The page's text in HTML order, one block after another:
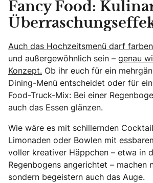
Fancy Food:
Auch das Hochzeitsmenü darf
und außergewöhnlich sein – genau
Konzept. Ob ihr euch für ein
Dining-Menü entscheidet oder für
Food-Truck-Mix: Bei einer
auch das Essen glänzen.
Wie wäre es mit schillernden
Limonaden oder Bowlen mit
voller kreativer Häppchen – etwa in
Regenbogens angerichtet – machen
sondern begeistern auch das Auge.